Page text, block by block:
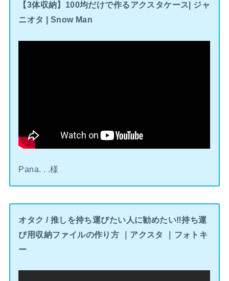
【3体収納】100均だけで作るアクスタケース| ジャ
ニオタ | Snow Man
Pana. . .様
オタク / 推しを持ち運びたい人に勧めたい‼️持ち運
び用収納ファイルの作り方 ｜アクスタ ｜フォトキ
ー